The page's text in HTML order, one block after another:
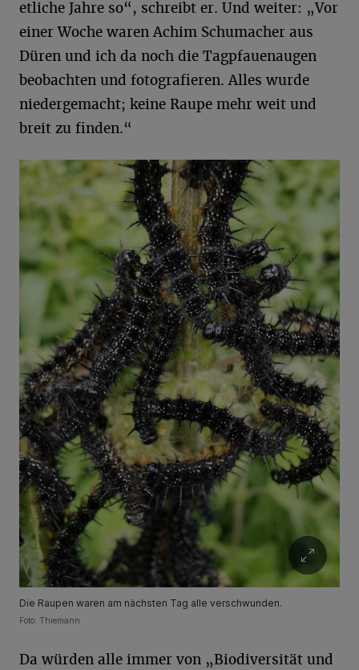
etliche Jahre so“, schreibt er. Und weiter: „Vor
einer Woche waren Achim Schumacher aus
Düren und ich da noch die Tagpfauenaugen
beobachten und fotografieren. Alles wurde
niedergemacht; keine Raupe mehr weit und
breit zu finden.“
Die Raupen waren am nächsten Tag alle verschwunden.
Foto: Thiemann
Da würden alle immer von „Biodiversität und